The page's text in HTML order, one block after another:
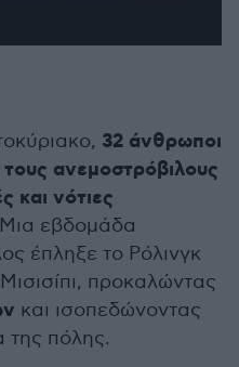
32 άνθρωποι
ανεμοστρόβιλους
και νότιες
Μια εβδομάδα
έπληξε το Ρόλινγκ
προκαλώντας
και ισοπεδώνοντας
της πόλης.